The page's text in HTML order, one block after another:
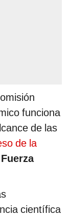
funciona
de las
de la
Fuerza
científica